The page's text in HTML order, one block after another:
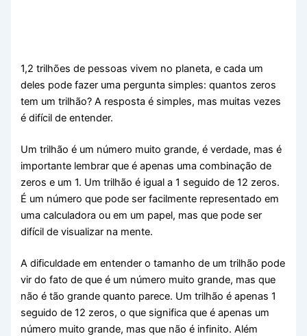
1,2 trilhões de pessoas vivem no planeta, e cada um
deles pode fazer uma pergunta simples: quantos zeros
tem um trilhão? A resposta é simples, mas muitas vezes
é difícil de entender.
Um trilhão é um número muito grande, é verdade, mas é
importante lembrar que é apenas uma combinação de
zeros e um 1. Um trilhão é igual a 1 seguido de 12 zeros.
É um número que pode ser facilmente representado em
uma calculadora ou em um papel, mas que pode ser
difícil de visualizar na mente.
A dificuldade em entender o tamanho de um trilhão pode
vir do fato de que é um número muito grande, mas que
não é tão grande quanto parece. Um trilhão é apenas 1
seguido de 12 zeros, o que significa que é apenas um
número muito grande, mas que não é infinito. Além